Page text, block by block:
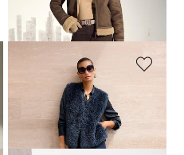
139,95 €
MADELEINE
129,95 €